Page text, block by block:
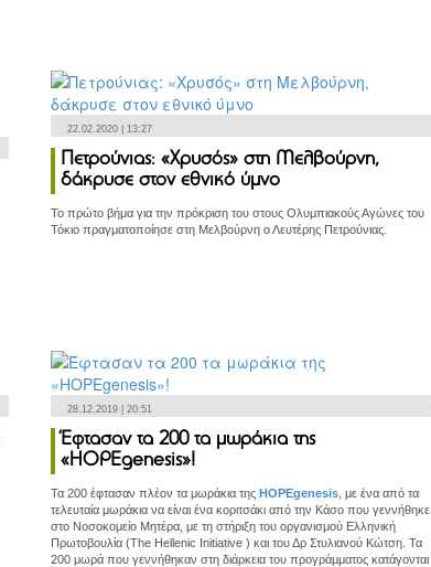
22.02.2020 | 13:27
Πετρούνιας: «Χρυσός» στη Μελβούρνη,
δάκρυσε στον εθνικό ύμνο
Το πρώτο βήμα για την πρόκριση του στους Ολυμπιακούς Αγώνες του
Τόκιο πραγματοποίησε στη Μελβούρνη ο Λευτέρης Πετρούνιας.
28.12.2019 | 20:51
Έφτασαν τα 200 τα μωράκια της
«HOPEgenesis»!
Τα 200 έφτασαν πλέον τα μωράκια της HOPEgenesis, με ένα από τα
τελευταία μωράκια να είναι ένα κοριτσάκι από την Κάσο που γεννήθηκε
στο Νοσοκομείο Μητέρα, με τη στήριξη του οργανισμού Ελληνική
Πρωτοβουλία (The Hellenic Initiative ) και του Δρ Στυλιανού Κώτση. Τα
200 μωρά που γεννήθηκαν στη διάρκεια του προγράμματος κατάγονται